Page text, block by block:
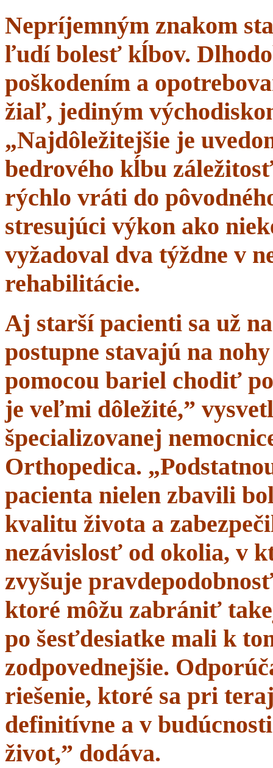
Nepríjemným znakom
ľudí bolesť kĺbov.
poškodením a
žiaľ, jediným
„Najdôležitejšie je
bedrového kĺbu
rýchlo vráti do
stresujúci výkon ako
vyžadoval dva týždne v
rehabilitácie.
Aj starší pacienti sa už
postupne stavajú na
pomocou bariel chodiť
je veľmi dôležité,”
špecializovanej
Orthopedica.
pacienta nielen zbavili
kvalitu života a
nezávislosť od okolia, v
zvyšuje
ktoré môžu zabrániť
po šesťdesiatke mali k
zodpovednejšie.
riešenie, ktoré sa pri
definitívne a v
život,” dodáva.